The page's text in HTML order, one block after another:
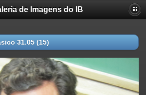
de Imagens do IB
31.05 (15)